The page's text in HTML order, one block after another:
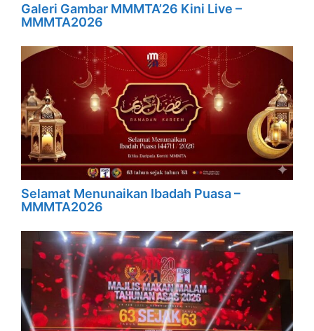
Galeri Gambar MMMTA’26 Kini Live –
MMMTA2026
Selamat Menunaikan Ibadah Puasa –
MMMTA2026